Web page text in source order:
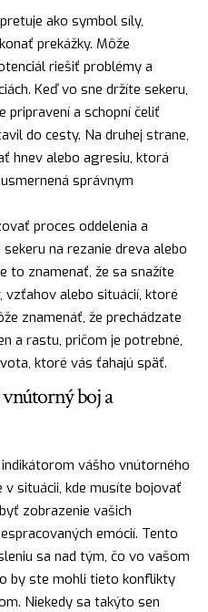
ako symbol síly,
prekážky. Môže
riešiť problémy a
Keď vo sne držíte sekeru,
pripravení a schopní čeliť
do cesty. Na druhej strane,
hnev alebo agresiu, ktorá
správnym
proces oddelenia a
na rezanie dreva alebo
to znamenať, že sa snažíte
alebo situácií, ktoré
znamenáť, že prechádzate
a rastu, pričom je potrebné,
ktoré vás ťahajú späť.
vnútorný boj a
vášho vnútorného
v situácii, kde musíte bojovať
zobrazenie vašich
emócií. Tento
sa nad tým, čo vo vašom
by ste mohli tieto konflikty
Niekedy sa takýto sen